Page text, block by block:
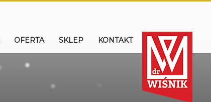
OFERTA SKLEP KONTAKT